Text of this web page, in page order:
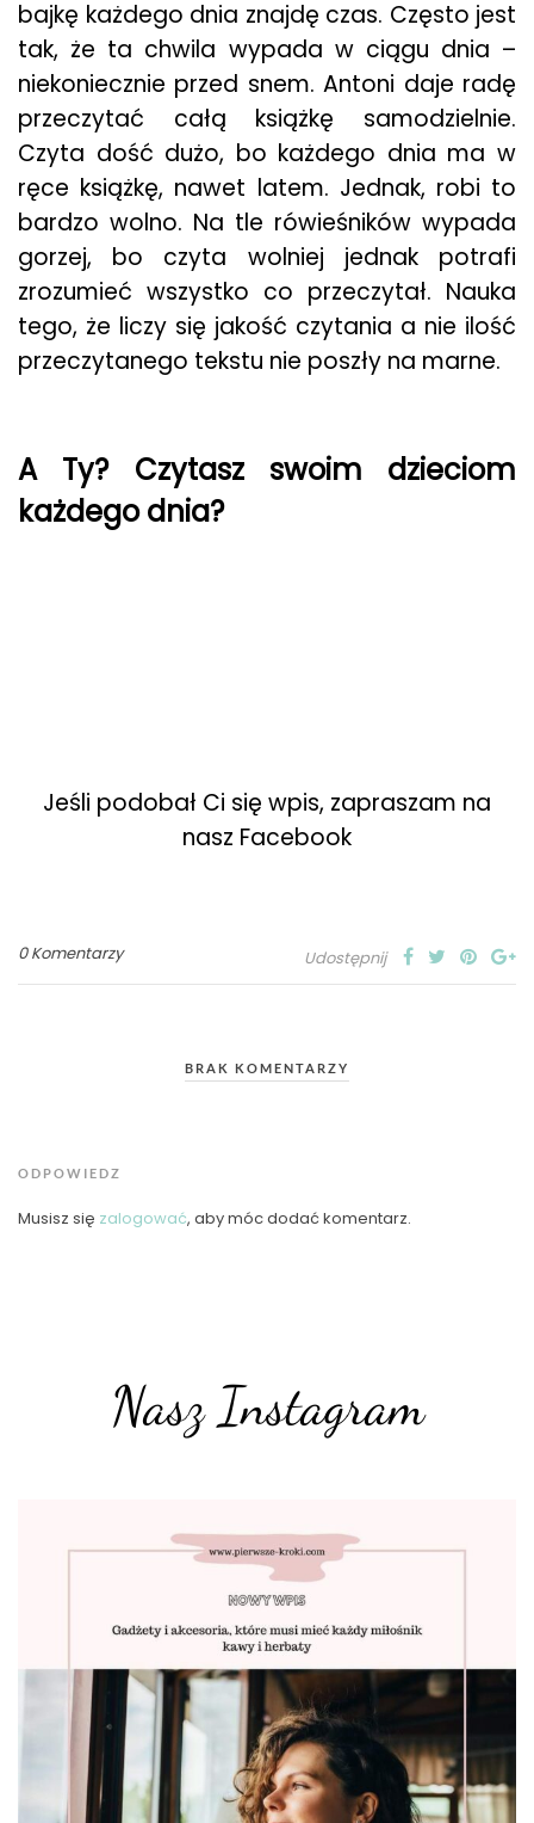
bajkę każdego dnia znajdę czas. Często jest
tak, że ta chwila wypada w ciągu dnia –
niekoniecznie przed snem. Antoni daje radę
przeczytać całą książkę samodzielnie.
Czyta dość dużo, bo każdego dnia ma w
ręce książkę, nawet latem. Jednak, robi to
bardzo wolno. Na tle rówieśników wypada
gorzej, bo czyta wolniej jednak potrafi
zrozumieć wszystko co przeczytał. Nauka
tego, że liczy się jakość czytania a nie ilość
przeczytanego tekstu nie poszły na marne.
A Ty? Czytasz swoim dzieciom
każdego dnia?
Jeśli podobał Ci się wpis, zapraszam na
nasz Facebook
0 Komentarzy Udostępnij
BRAK KOMENTARZY
ODPOWIEDZ
Musisz się zalogować, aby móc dodać komentarz.
Nasz Instagram